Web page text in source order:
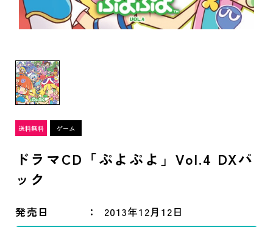
ドラマCD「ぷよぷよ」Vol.4 DXパ
ック
発売日 2013年12月12日